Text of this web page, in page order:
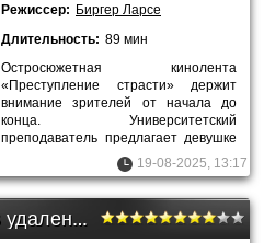
Режиссер: Биргер Ларсе
Длительность: 89 мин
Остросюжетная кинолента
«Преступление страсти» держит
внимание зрителей от начала до
конца. Университетский
преподаватель предлагает девушке
по имени Пак отправиться с ним на
остров, чтобы
19-08-2025, 13:17
Пиратская бухта: В удалении от клавиатуры (2013)